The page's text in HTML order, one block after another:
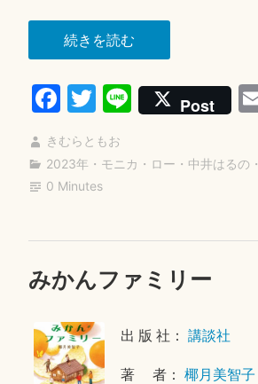
続きを読む“車
い
す
で
ャ
Fa
ce
bo
ok
T
wi
tte
r
Li
ne
Post
きむらともお
2023年 ・ モニカ・ロー ・ 中井はるの・
0 Minutes
みかんファミリー
出 版 社：講談社
著 者：椰月美智子